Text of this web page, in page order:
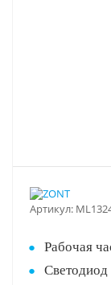
Артикул:
Рабочая
Светодиод